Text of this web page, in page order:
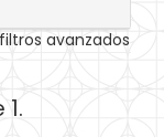
avanzados